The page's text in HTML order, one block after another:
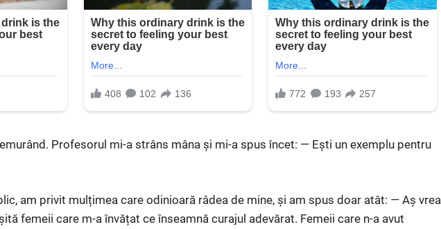
Profesorul mi-a strâns mâna și mi-a spus încet: — Ești un exemplu pentru
am privit mulțimea care odinioară râdea de mine, și am spus doar atât: — Aș vrea
femeii care m-a învățat ce înseamnă curajul adevărat. Femeii care n-a avut